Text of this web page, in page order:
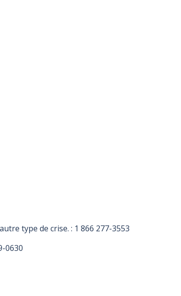
type de crise. : 1 866 277-3553
0630